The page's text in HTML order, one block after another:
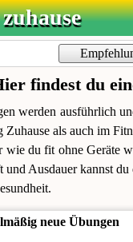
findest du
werden ausführlich
Zuhause als auch im
wie du fit ohne Geräte
und Ausdauer kannst
neue Übungen